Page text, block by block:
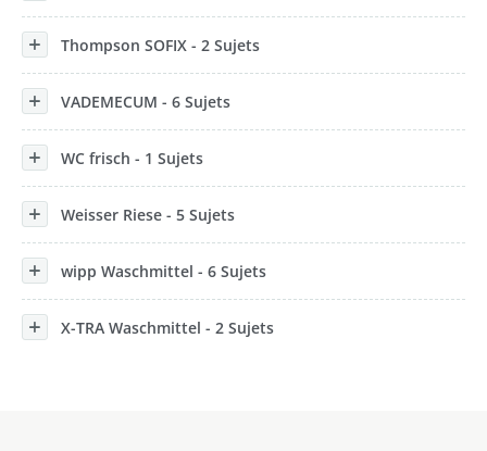
Thompson SOFIX - 2 Sujets
VADEMECUM - 6 Sujets
WC frisch - 1 Sujets
Weisser Riese - 5 Sujets
wipp Waschmittel - 6 Sujets
X-TRA Waschmittel - 2 Sujets